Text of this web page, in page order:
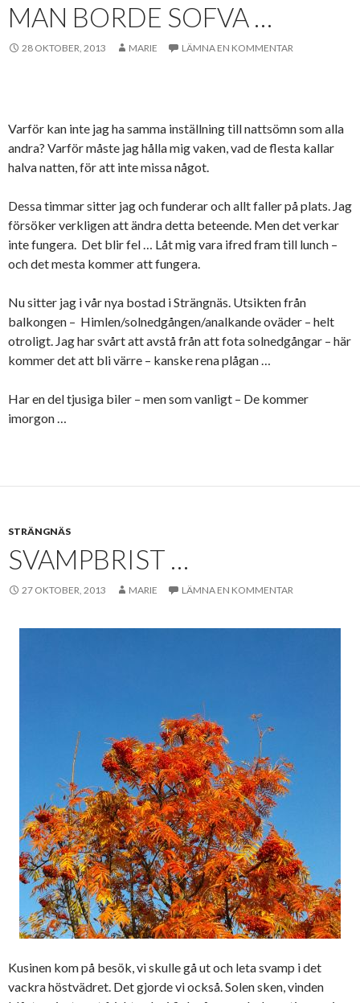
MAN BORDE SOFVA …
28 OKTOBER, 2013 MARIE LÄMNA EN KOMMENTAR
Varför kan inte jag ha samma inställning till nattsömn som alla
andra? Varför måste jag hålla mig vaken, vad de flesta kallar
halva natten, för att inte missa något.
Dessa timmar sitter jag och funderar och allt faller på plats. Jag
försöker verkligen att ändra detta beteende. Men det verkar
inte fungera. Det blir fel … Låt mig vara ifred fram till lunch –
och det mesta kommer att fungera.
Nu sitter jag i vår nya bostad i Strängnäs. Utsikten från
balkongen – Himlen/solnedgången/analkande oväder – helt
otroligt. Jag har svårt att avstå från att fota solnedgångar – här
kommer det att bli värre – kanske rena plågan …
Har en del tjusiga biler – men som vanligt – De kommer
imorgon …
STRÄNGNÄS
SVAMPBRIST …
27 OKTOBER, 2013 MARIE LÄMNA EN KOMMENTAR
Kusinen kom på besök, vi skulle gå ut och leta svamp i det
vackra höstvädret. Det gjorde vi också. Solen sken, vinden